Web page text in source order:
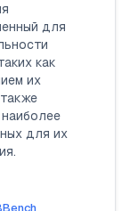
для
как
их
для их